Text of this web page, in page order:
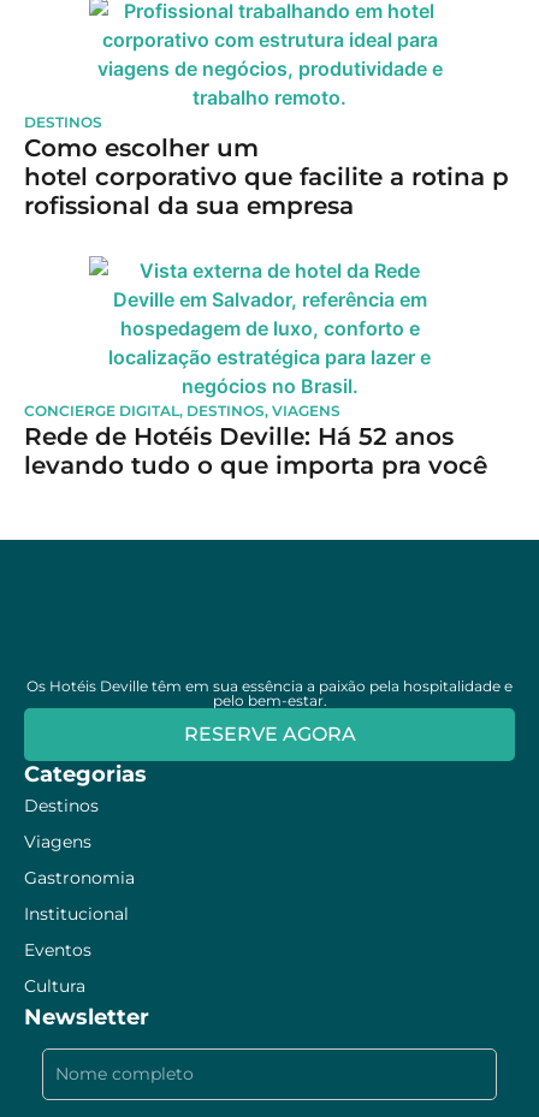
DESTINOS
Como escolher um
hotel corporativo que facilite a rotina p
rofissional da sua empresa
CONCIERGE DIGITAL, DESTINOS, VIAGENS
Rede de Hotéis Deville: Há 52 anos
levando tudo o que importa pra você
Os Hotéis Deville têm em sua essência a paixão pela hospitalidade e
pelo bem-estar.
RESERVE AGORA
Categorias
Destinos
Viagens
Gastronomia
Institucional
Eventos
Cultura
Newsletter